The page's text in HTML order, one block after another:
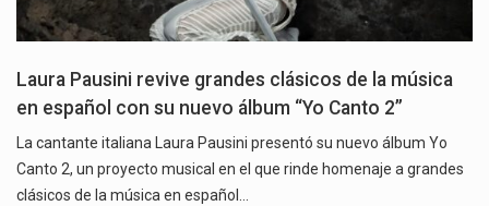
Laura Pausini revive grandes clásicos de la música
en español con su nuevo álbum “Yo Canto 2”
La cantante italiana Laura Pausini presentó su nuevo álbum Yo
Canto 2, un proyecto musical en el que rinde homenaje a grandes
clásicos de la música en español…